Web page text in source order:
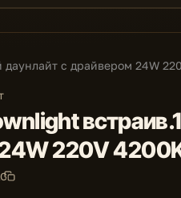
с драйвером 24W
220V